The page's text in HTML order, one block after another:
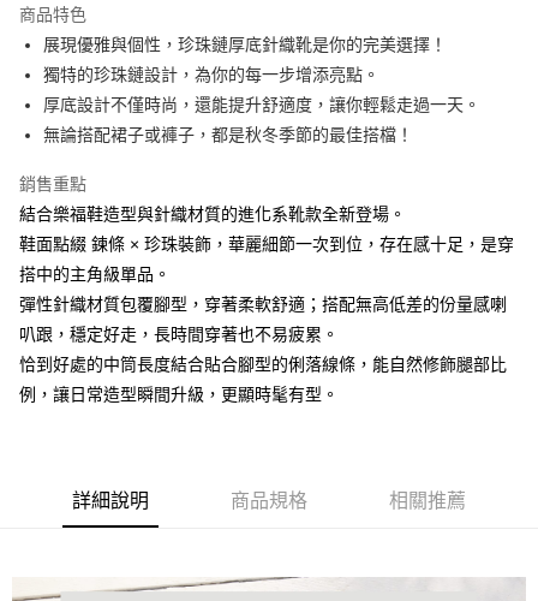
臺灣中小企業銀行
匯豐（台灣）商業銀行
華泰商業銀行
聯邦商業銀行
遠東國際商業銀行
元大商業銀行
永豐商業銀行
玉山商業銀行
星展（台灣）商業銀行
台灣樂天信用卡公司
上海商業儲蓄銀行
國泰世華商業銀行
兆豐國際商業銀行
匯豐（台灣）商業銀行
華泰商業銀行
聯邦商業銀行
遠東國際商業銀行
元大商業銀行
永豐商業銀行
台新國際商業銀行
台灣樂天信用卡公司
華南商業銀行
上海商業儲蓄銀行
台北富邦商業銀行
國泰世華商業銀行
兆豐國際商業銀行
臺灣中小企業銀行
台中商業銀行
聯邦商業銀行
遠東國際商業銀行
玉山商業銀行
台新國際商業銀行
中國信託商業銀行
台灣樂天信用卡公司
華南商業銀行
彰化商業銀行
上海商業儲蓄銀行
台北富邦商業銀行
兆豐國際商業銀行
臺灣中小企業銀行
台中商業銀行
匯豐（台灣）商業銀行
遠東國際商業銀行
永豐商業銀行
玉山商業銀行
中國信託商業銀行
台灣樂天信用卡公司
30 期 0 利率 每期
合作金庫商業銀行
彰化商業銀行
元大商業銀行
永豐商業銀行
台新國際商業銀行
LINE Pay
Apple Pay
悠遊付
Google Pay
全盈+PAY
大哥付你分期
相關說明
【大哥付你分期使用說明】
3.實際核准額度、可分期數及費用金額請依後續交易確認頁面所載為準。
4.訂單成立30分鐘內，如未前往確認交易或遇審核未通過，訂單將自動取
【繳款方式說明】
AFTEE先享後付是「在收到商品之後才付款」的支付方式。 讓您購物簡單
便利好安心！
３．安心：先確認商品／服務後，再付款。
ATM付款
付款後全家取貨
商品特色
展現優雅與個性，珍珠鏈厚底針織靴是你的完美選擇！
獨特的珍珠鏈設計，為你的每一步增添亮點。
厚底設計不僅時尚，還能提升舒適度，讓你輕鬆走過一天。
無論搭配裙子或褲子，都是秋冬季節的最佳搭檔！
銷售重點
結合樂福鞋造型與針織材質的進化系靴款全新登場。
鞋面點綴 鍊條 × 珍珠裝飾，華麗細節一次到位，存在感十足，是穿
搭中的主角級單品。
彈性針織材質包覆腳型，穿著柔軟舒適；搭配無高低差的份量感喇
叭跟，穩定好走，長時間穿著也不易疲累。
恰到好處的中筒長度結合貼合腳型的俐落線條，能自然修飾腿部比
例，讓日常造型瞬間升級，更顯時髦有型。
詳細說明 商品規格 相關推薦